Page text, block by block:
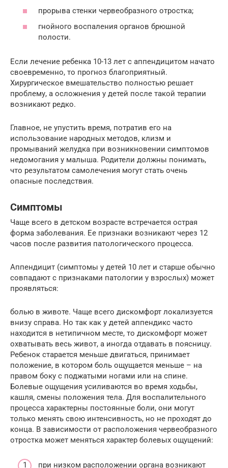
прорыва стенки червеобразного отростка;
гнойного воспаления органов брюшной
полости.
Если лечение ребенка 10-13 лет с аппендицитом начато
своевременно, то прогноз благоприятный.
Хирургическое вмешательство полностью решает
проблему, а осложнения у детей после такой терапии
возникают редко.
Главное, не упустить время, потратив его на
использование народных методов, клизм и
промываний желудка при возникновении симптомов
недомогания у малыша. Родители должны понимать,
что результатом самолечения могут стать очень
опасные последствия.
Симптомы
Чаще всего в детском возрасте встречается острая
форма заболевания. Ее признаки возникают через 12
часов после развития патологического процесса.
Аппендицит (симптомы у детей 10 лет и старше обычно
совпадают с признаками патологии у взрослых) может
проявляться:
болью в животе. Чаще всего дискомфорт локализуется
внизу справа. Но так как у детей аппендикс часто
находится в нетипичном месте, то дискомфорт может
охватывать весь живот, а иногда отдавать в поясницу.
Ребенок старается меньше двигаться, принимает
положение, в котором боль ощущается меньше – на
правом боку с поджатыми ногами или на спине.
Болевые ощущения усиливаются во время ходьбы,
кашля, смены положения тела. Для воспалительного
процесса характерны постоянные боли, они могут
только менять свою интенсивность, но не проходят до
конца. В зависимости от расположения червеобразного
отростка может меняться характер болевых ощущений:
при низком расположении органа возникают